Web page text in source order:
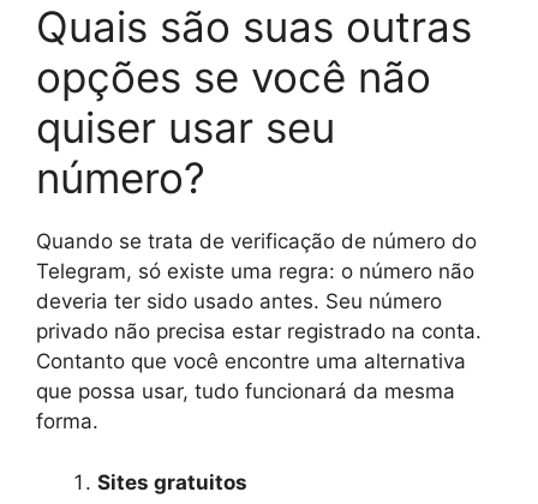
Quais são suas outras
opções se você não
quiser usar seu
número?
Quando se trata de verificação de número do
Telegram, só existe uma regra: o número não
deveria ter sido usado antes. Seu número
privado não precisa estar registrado na conta.
Contanto que você encontre uma alternativa
que possa usar, tudo funcionará da mesma
forma.
Sites gratuitos